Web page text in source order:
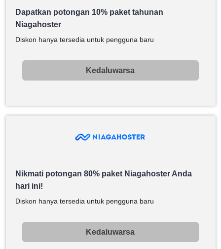
Dapatkan potongan 10% paket tahunan
Niagahoster
Diskon hanya tersedia untuk pengguna baru
Kedaluwarsa
Nikmati potongan 80% paket Niagahoster Anda
hari ini!
Diskon hanya tersedia untuk pengguna baru
Kedaluwarsa